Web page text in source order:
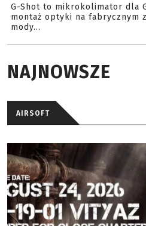
G-Shot to mikrokolimator dla
montaż optyki na fabrycznym
mody...
NAJNOWSZE
AIRSOFT